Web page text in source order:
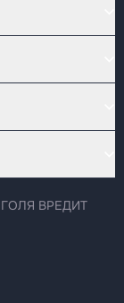
ВРЕДИТ